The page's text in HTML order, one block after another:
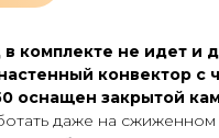
комплекте не идет и
конвектор с
оснащен закрытой
даже на